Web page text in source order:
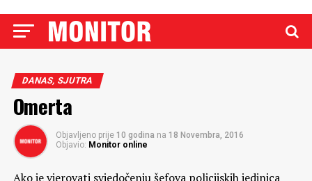
DANAS, SJUTRA
Omerta
Objavljeno prije 10 godina na 18 Novembra, 2016
Objavio: Monitor online
Ako je vjerovati svjedočenju šefova policijskih jedinica